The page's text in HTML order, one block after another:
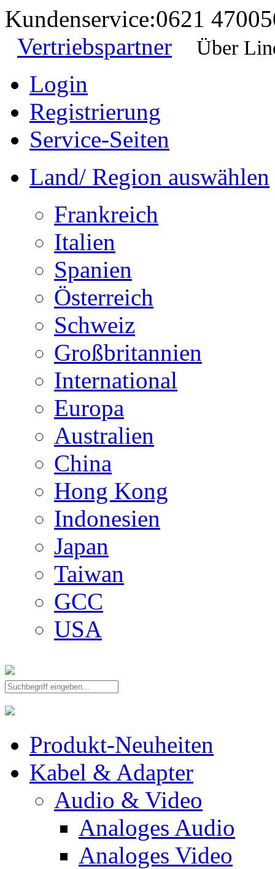
Kundenservice:0621
Vertriebspartner
Über
Login
Registrierung
Service-Seiten
Land/ Region auswählen
Frankreich
Italien
Spanien
Österreich
Schweiz
Großbritannien
International
Europa
Australien
China
Hong Kong
Indonesien
Japan
Taiwan
GCC
USA
Produkt-Neuheiten
Kabel & Adapter
Audio & Video
Analoges Audio
Analoges Video